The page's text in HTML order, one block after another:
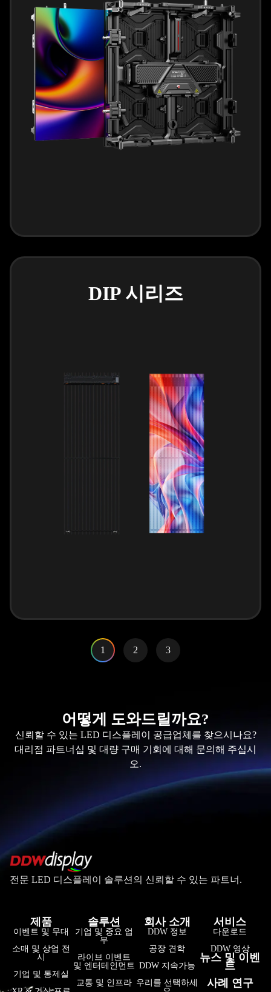
DIP 시리즈
1 2 3
어떻게 도와드릴까요?
신뢰할 수 있는 LED 디스플레이 공급업체를 찾으시나요?
대리점 파트너십 및 대량 구매 기회에 대해 문의해 주십시
오.
전문 LED 디스플레이 솔루션의 신뢰할 수 있는 파트너.
제품
이벤트 및 무대
소매 및 상업 전
시
기업 및 통제실
솔루션
기업 및 중요 업
무
라이브 이벤트
및 엔터테인먼트
교통 및 인프라
회사 소개
DDW 정보
공장 견학
DDW 지속가능
우리를 선택하세
서비스
다운로드
DDW 영상
뉴스 및 이벤
트
사례 연구
Tiếng Việt
Bahasa Indonesia
हिन्दी
فارسی